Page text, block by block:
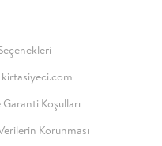
Koşulları
Korunması